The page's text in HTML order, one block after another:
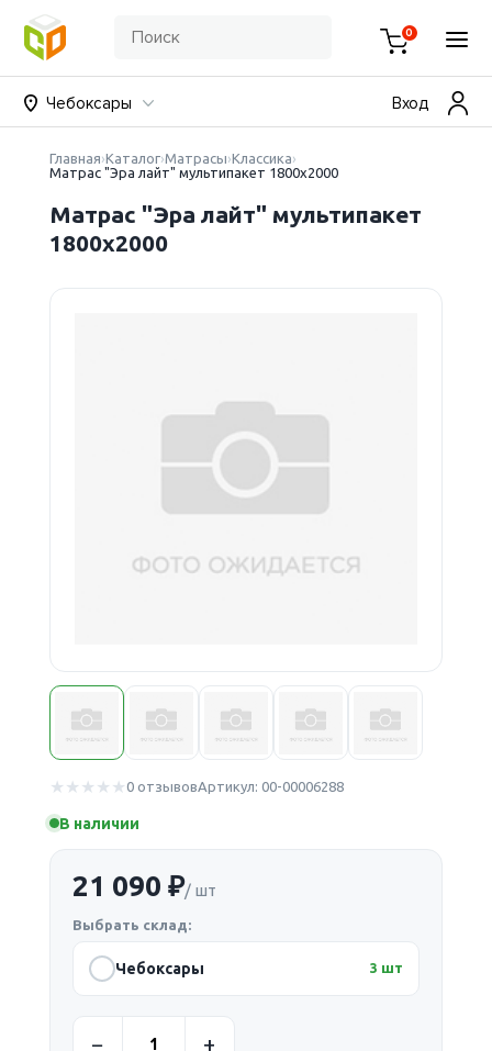
0
Чебоксары Вход
Главная Каталог Матрасы Классика
Матрас "Эра лайт" мультипакет 1800х2000
Матрас "Эра лайт" мультипакет
1800х2000
0 отзывовАртикул: 00-00006288
В наличии
21 090 ₽/ шт
Выбрать склад:
Чебоксары 3 шт